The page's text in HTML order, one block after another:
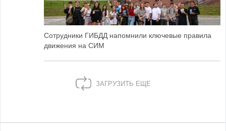
Сотрудники ГИБДД напомнили ключевые правила
движения на СИМ
ЗАГРУЗИТЬ ЕЩЕ